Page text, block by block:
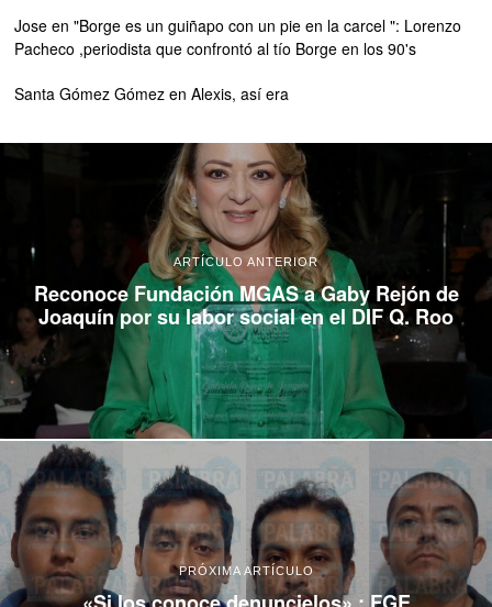
Jose en"Borge es un guiñapo con un pie en la carcel ": Lorenzo
Pacheco ,periodista que confrontó al tío Borge en los 90's
Santa Gómez Gómez enAlexis, así era
ARTÍCULO ANTERIOR
Reconoce Fundación MGAS a Gaby Rejón de
Joaquín por su labor social en el DIF Q. Roo
PRÓXIMA ARTÍCULO